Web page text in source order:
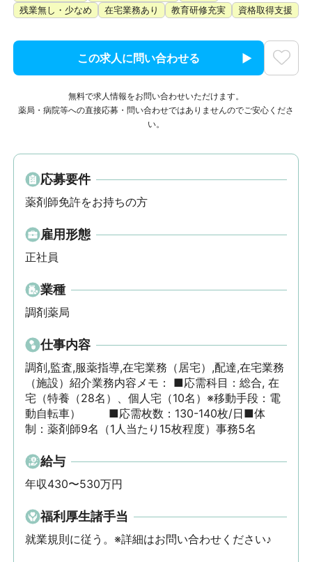
残業無し・少なめ
在宅業務あり 教育研修充実 資格取得支援
この求人に問い合わせる
無料で求人情報をお問い合わせいただけます。
薬局・病院等への直接応募・問い合わせではありませんのでご安心くださ
い。
応募要件
薬剤師免許をお持ちの方
雇用形態
正社員
業種
調剤薬局
仕事内容
調剤,監査,服薬指導,在宅業務（居宅）,配達,在宅業務
（施設）紹介業務内容メモ： ■応需科目：総合, 在
宅（特養（28名）、個人宅（10名）※移動手段：電
動自転車）        ■応需枚数：130-140枚/日■体
制：薬剤師9名（1人当たり15枚程度）事務5名
給与
年収430〜530万円
福利厚生諸手当
就業規則に従う。※詳細はお問い合わせください♪